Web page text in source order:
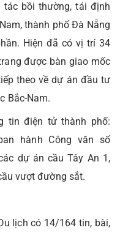
tác bồi thường, tái định
thành phố Đà Nẵng
Hiện đã có vị trí 34
được bàn giao mốc
theo về dự án đầu tư
Bắc-Nam.
tin điện tử thành phố:
hành Công văn số
dự án cầu Tây An 1,
vượt đường sắt.
lịch có 14/164 tin, bài,